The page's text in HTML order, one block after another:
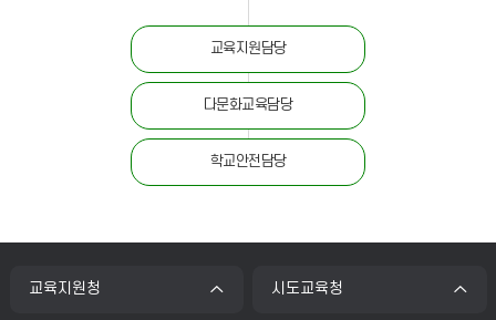
교육지원담당
다문화교육담당
학교안전담당
교육지원청 시도교육청